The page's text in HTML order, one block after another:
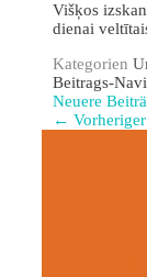
Višķos
dienai
Kategorien
Beitrags-
Neuere
← Vorheriger